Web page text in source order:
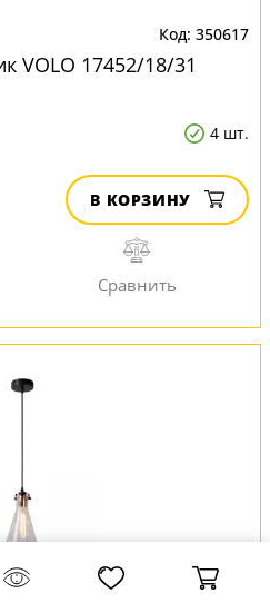
350617
VOLO 17452/18/31
4 шт.
В КОРЗИНУ